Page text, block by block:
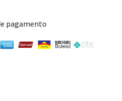
pagamento